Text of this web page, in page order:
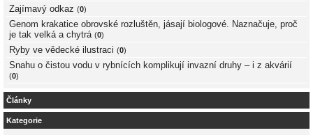
Zajímavý odkaz (0)
Genom krakatice obrovské rozluštěn, jásají biologové. Naznačuje, proč
je tak velká a chytrá (0)
Ryby ve vědecké ilustraci (0)
Snahu o čistou vodu v rybnících komplikují invazní druhy – i z akvárií
(0)
Články
Kategorie